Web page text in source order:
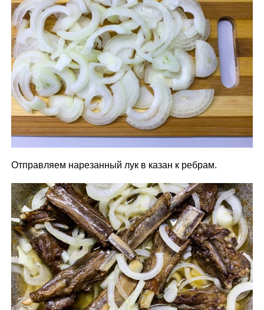
Отправляем нарезанный лук в казан к ребрам.